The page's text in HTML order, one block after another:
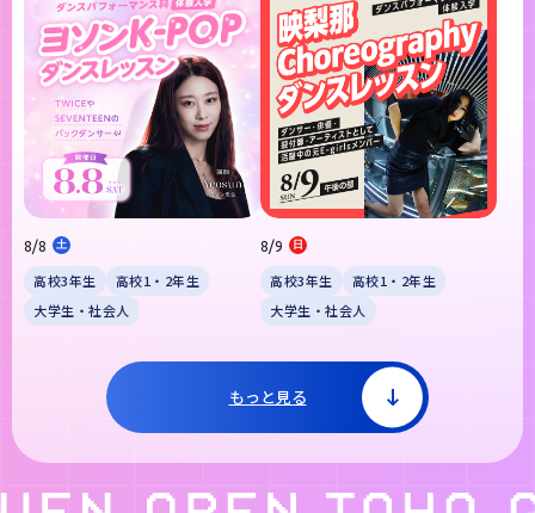
8/8 土
高校3年生
高校1・2年生
大学生・社会人
8/9 日
高校3年生
高校1・2年生
大学生・社会人
もっと見る